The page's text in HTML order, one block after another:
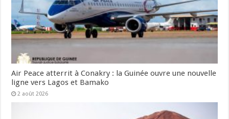
Air Peace atterrit à Conakry : la Guinée ouvre une nouvelle
ligne vers Lagos et Bamako
2 août 2026